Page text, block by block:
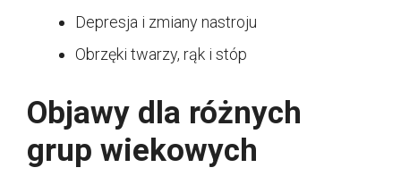
Depresja i zmiany nastroju
Obrzęki twarzy, rąk i stóp
Objawy dla różnych
grup wiekowych